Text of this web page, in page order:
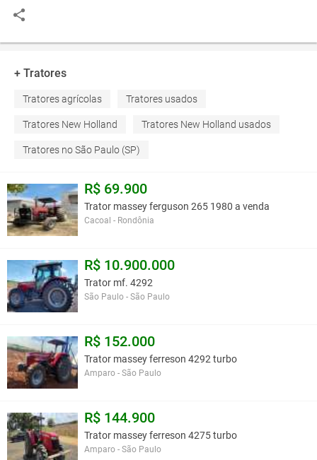
+ Tratores
Tratores agrícolas Tratores usados
Tratores New Holland Tratores New Holland usados
Tratores no São Paulo (SP)
R$ 69.900
Trator massey ferguson 265 1980 a venda
Cacoal - Rondônia
R$ 10.900.000
Trator mf. 4292
São Paulo - São Paulo
R$ 152.000
Trator massey ferreson 4292 turbo
Amparo - São Paulo
R$ 144.900
Trator massey ferreson 4275 turbo
Amparo - São Paulo